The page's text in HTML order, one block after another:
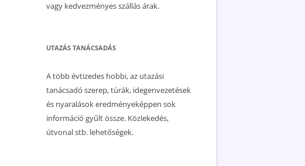
vagy kedvezményes szállás árak.
UTAZÁS TANÁCSADÁS
A több évtizedes hobbi, az utazási
tanácsadó szerep, túrák, idegenvezetések
és nyaralások eredményeképpen sok
információ gyűlt össze. Közlekedés,
útvonal stb. lehetőségek.